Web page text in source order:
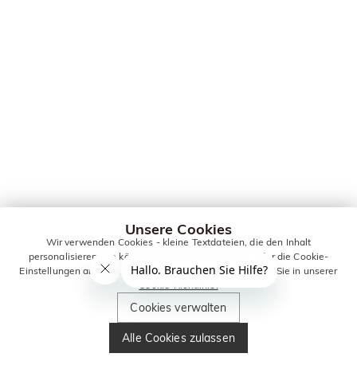
Unsere Cookies
Wir verwenden Cookies - kleine Textdateien, die den Inhalt
personalisieren. Sie können alle Cookies zulassen oder die Cookie-
Einstellungen anpassen. Weitere Informationen erhalten Sie in unserer
Cookie-Richtlinie.
Cookies verwalten
Alle Cookies zulassen